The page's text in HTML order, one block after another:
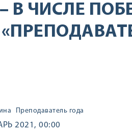
В ЧИСЛЕ
Преподаватель года
2021, 00:00